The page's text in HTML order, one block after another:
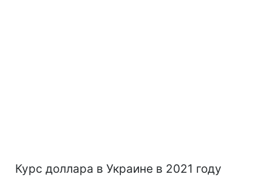
Курс доллара в Украине в 2021 году